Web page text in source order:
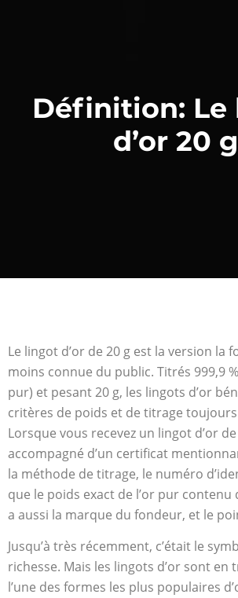
Définition:
d’or 20 g
Le lingot d’or de 20 g est la version la
moins connue du public. Titrés 999,9
pur) et pesant 20 g, les lingots d’or
critères de poids et de titrage
Lorsque vous recevez un lingot d’or
accompagné d’un certificat
la méthode de titrage, le numéro
que le poids exact de l’or pur contenu
a aussi la marque du fondeur, et le
Jusqu’à très récemment, c’était le
richesse. Mais les lingots d’or sont en
l’une des formes les plus populaires